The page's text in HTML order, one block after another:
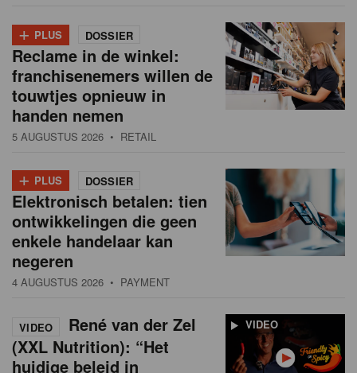
+ PLUS DOSSIER
Reclame in de winkel:
franchisenemers willen de
touwtjes opnieuw in
handen nemen
5 AUGUSTUS 2026 • RETAIL
+ PLUS DOSSIER
Elektronisch betalen: tien
ontwikkelingen die geen
enkele handelaar kan
negeren
4 AUGUSTUS 2026 • PAYMENT
VIDEO
VIDEO
René van der Zel
(XXL Nutrition): “Het
huidige beleid in